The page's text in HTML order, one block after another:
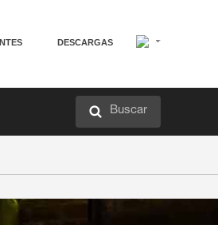
DESCARGAS
Buscar